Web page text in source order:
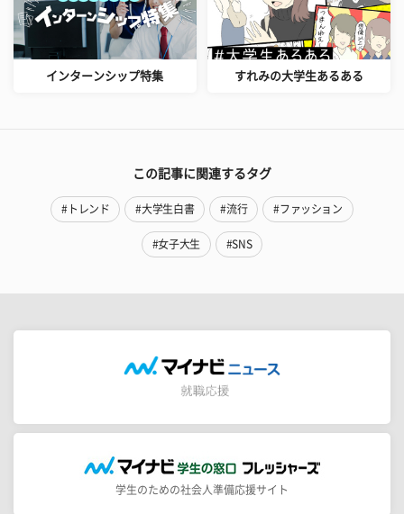
インターンシップ特集 すれみの大学生あるある
この記事に関連するタグ
#トレンド #大学生白書 #流行 #ファッション
#女子大生 #SNS
学生のための社会人準備応援サイト